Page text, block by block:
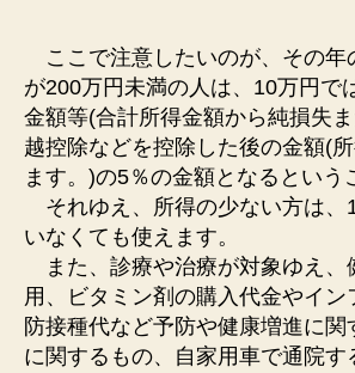
ここで注意したいのが、その年
が200万円未満の人は、10万円で
金額等(合計所得金額から純損失
越控除などを控除した後の金額(
ます。)の5％の金額となるという
それゆえ、所得の少ない方は、
いなくても使えます。
また、診療や治療が対象ゆえ、
用、ビタミン剤の購入代金やイン
防接種代など予防や健康増進に関
に関するもの、自家用車で通院す